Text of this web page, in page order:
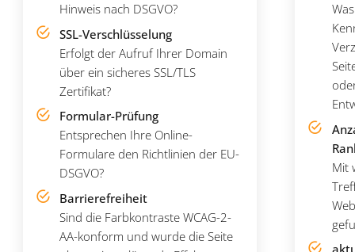
Hinweis nach DSGVO?
SSL-Verschlüsselung
Erfolgt der Aufruf Ihrer Domain
über ein sicheres SSL/TLS
Zertifikat?
Formular-Prüfung
Entsprechen Ihre Online-
Formulare den Richtlinien der EU-
DSGVO?
Barrierefreiheit
Sind die Farbkontraste WCAG-2-
AA-konform und wurde die Seite
Mit